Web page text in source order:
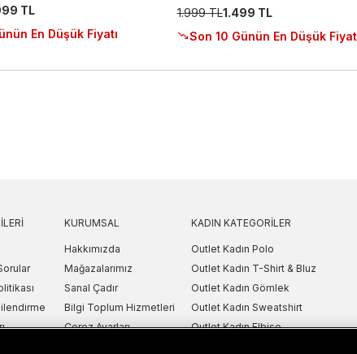
TL
En Düşük Fiyatı
1.999 TL1.499 TL
Son 10 Günün En Düşük
KURUMSAL
Hakkımızda
Mağazalarımız
Sanal Çadır
Bilgi Toplum Hizmetleri
Çerez Ayarları
KADIN KATEGORILER
Outlet Kadın Polo
Outlet Kadın T-Shirt & Bluz
Outlet Kadın Gömlek
Outlet Kadın Sweatshirt
Outlet Kadın Elbise